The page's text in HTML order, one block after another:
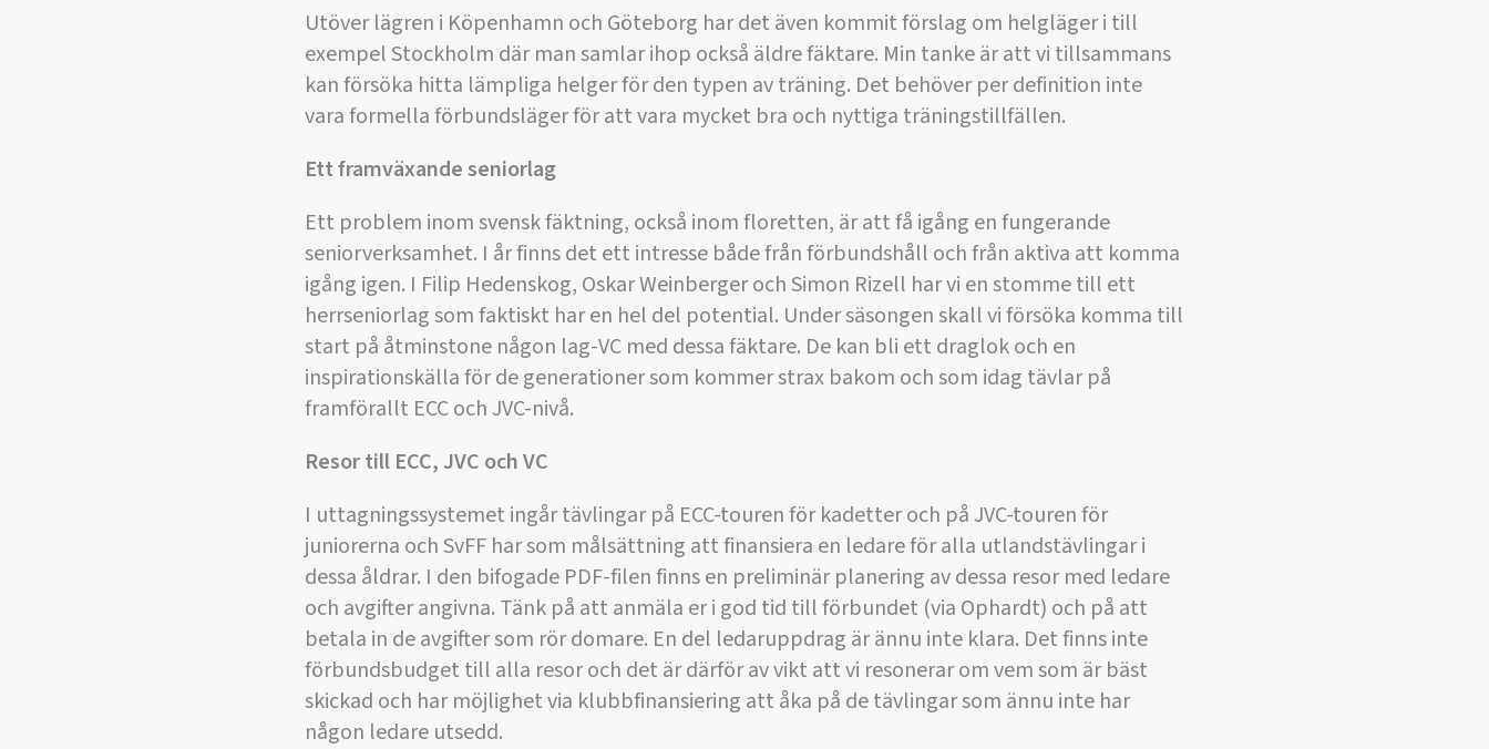
Utöver lägren i Köpenhamn och Göteborg har det även kommit förslag om helgläger i till
exempel Stockholm där man samlar ihop också äldre fäktare. Min tanke är att vi tillsammans
kan försöka hitta lämpliga helger för den typen av träning. Det behöver per definition inte
vara formella förbundsläger för att vara mycket bra och nyttiga träningstillfällen.
Ett framväxande seniorlag
Ett problem inom svensk fäktning, också inom floretten, är att få igång en fungerande
seniorverksamhet. I år finns det ett intresse både från förbundshåll och från aktiva att komma
igång igen. I Filip Hedenskog, Oskar Weinberger och Simon Rizell har vi en stomme till ett
herrseniorlag som faktiskt har en hel del potential. Under säsongen skall vi försöka komma till
start på åtminstone någon lag-VC med dessa fäktare. De kan bli ett draglok och en
inspirationskälla för de generationer som kommer strax bakom och som idag tävlar på
framförallt ECC och JVC-nivå.
Resor till ECC, JVC och VC
I uttagningssystemet ingår tävlingar på ECC-touren för kadetter och på JVC-touren för
juniorerna och SvFF har som målsättning att finansiera en ledare för alla utlandstävlingar i
dessa åldrar. I den bifogade PDF-filen finns en preliminär planering av dessa resor med ledare
och avgifter angivna. Tänk på att anmäla er i god tid till förbundet (via Ophardt) och på att
betala in de avgifter som rör domare. En del ledaruppdrag är ännu inte klara. Det finns inte
förbundsbudget till alla resor och det är därför av vikt att vi resonerar om vem som är bäst
skickad och har möjlighet via klubbfinansiering att åka på de tävlingar som ännu inte har
någon ledare utsedd.